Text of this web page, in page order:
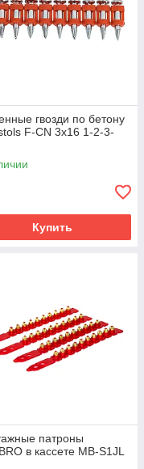
гвозди по бетону
F-CN 3x16 1-2-3-
Купить
патроны
в кассете МВ-S1JL